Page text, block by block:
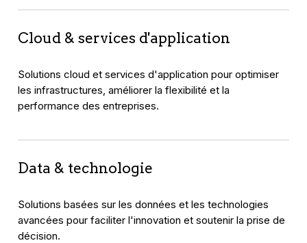
Cloud & services d'application
Solutions cloud et services d'application pour optimiser
les infrastructures, améliorer la flexibilité et la
performance des entreprises.
Data & technologie
Solutions basées sur les données et les technologies
avancées pour faciliter l'innovation et soutenir la prise de
décision.